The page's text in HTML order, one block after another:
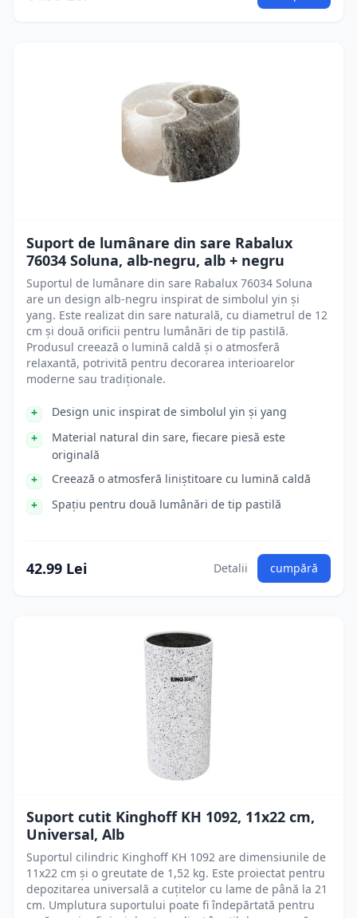
Suport de lumânare din sare Rabalux
76034 Soluna, alb-negru, alb + negru
Suportul de lumânare din sare Rabalux 76034 Soluna
are un design alb-negru inspirat de simbolul yin și
yang. Este realizat din sare naturală, cu diametrul de 12
cm și două orificii pentru lumânări de tip pastilă.
Produsul creează o lumină caldă și o atmosferă
relaxantă, potrivită pentru decorarea interioarelor
moderne sau tradiționale.
Design unic inspirat de simbolul yin și yang
Material natural din sare, fiecare piesă este
originală
Creează o atmosferă liniștitoare cu lumină caldă
Spațiu pentru două lumânări de tip pastilă
42.99 Lei Detalii cumpără
Suport cutit Kinghoff KH 1092, 11x22 cm,
Universal, Alb
Suportul cilindric Kinghoff KH 1092 are dimensiunile de
11x22 cm și o greutate de 1,52 kg. Este proiectat pentru
depozitarea universală a cuțitelor cu lame de până la 21
cm. Umplutura suportului poate fi îndepărtată pentru